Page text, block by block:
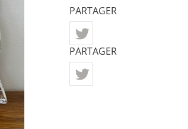
PARTAGER
PARTAGER